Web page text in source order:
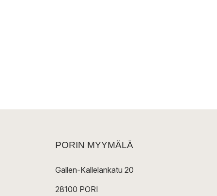
PORIN MYYMÄLÄ
Gallen-Kallelankatu 20
28100 PORI